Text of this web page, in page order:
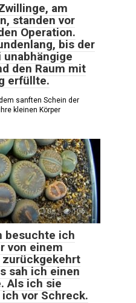
am
standen vor
Operation.
bis der
den Raum mit
erfüllte.
sanften Schein der
kleinen Körper
0 106
besuchte ich
von einem
sah ich einen
Als ich sie
vor Schreck.